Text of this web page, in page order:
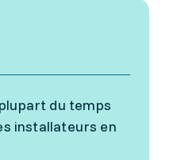
du temps
installateurs en